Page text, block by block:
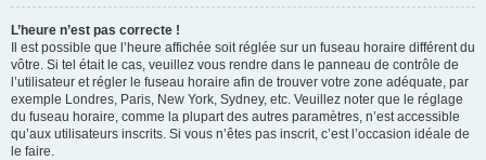
L’heure n’est pas correcte !
Il est possible que l’heure affichée soit réglée sur un fuseau horaire différent du
vôtre. Si tel était le cas, veuillez vous rendre dans le panneau de contrôle de
l’utilisateur et régler le fuseau horaire afin de trouver votre zone adéquate, par
exemple Londres, Paris, New York, Sydney, etc. Veuillez noter que le réglage
du fuseau horaire, comme la plupart des autres paramètres, n’est accessible
qu’aux utilisateurs inscrits. Si vous n’êtes pas inscrit, c’est l’occasion idéale de
le faire.